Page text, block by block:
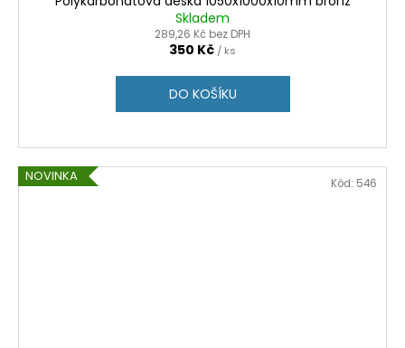
Skladem
289,26 Kč bez DPH
350 Kč / ks
DO KOŠÍKU
NOVINKA Kód: 546